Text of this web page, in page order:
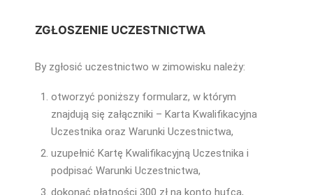
ZGŁOSZENIE UCZESTNICTWA
By zgłosić uczestnictwo w zimowisku należy:
otworzyć poniższy formularz, w którym
znajdują się załączniki – Karta Kwalifikacyjna
Uczestnika oraz Warunki Uczestnictwa,
uzupełnić Kartę Kwalifikacyjną Uczestnika i
podpisać Warunki Uczestnictwa,
dokonać płatności 300 zł na konto hufca,